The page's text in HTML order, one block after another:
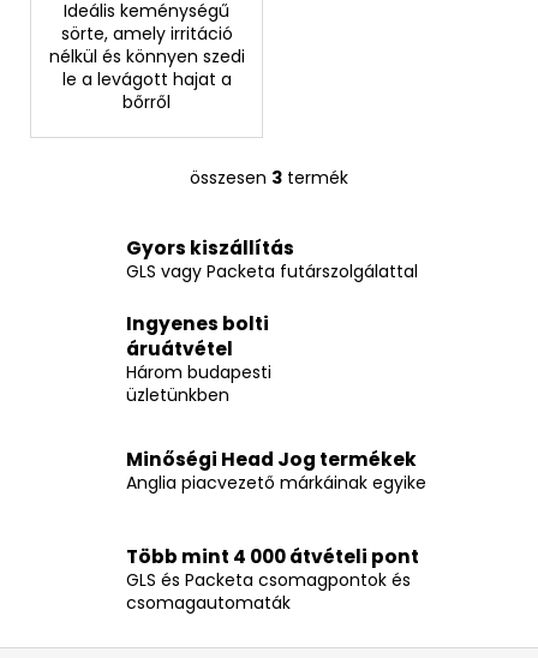
Ideális keménységű
sörte, amely irritáció
nélkül és könnyen szedi
le a levágott hajat a
bőrről
L
s
t
i
á
í
t
e
l
e
m
összesen 3 termék
Gyors kiszállítás
GLS vagy Packeta futárszolgálattal
Ingyenes bolti
áruátvétel
Három budapesti
üzletünkben
Minőségi Head Jog termékek
Anglia piacvezető márkáinak egyike
Több mint 4 000 átvételi pont
GLS és Packeta csomagpontok és
csomagautomaták